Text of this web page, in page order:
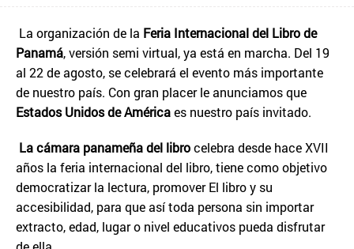
La organización de la Feria Internacional del Libro de
Panamá, versión semi virtual, ya está en marcha. Del 19
al 22 de agosto, se celebrará el evento más importante
de nuestro país. Con gran placer le anunciamos que
Estados Unidos de Américaes nuestro país invitado.
La cámara panameña del librocelebra desde hace XVII
años la feria internacional del libro, tiene como objetivo
democratizar la lectura, promover El libro y su
accesibilidad, para que así toda persona sin importar
extracto, edad, lugar o nivel educativos pueda disfrutar